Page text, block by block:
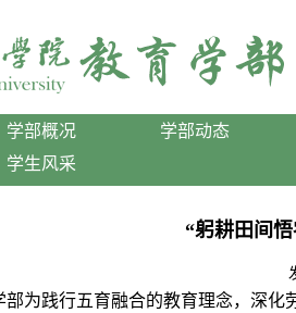
学部概况
学部动态
学生风采
“躬耕田间
部为践行五育融合的教育理念，深